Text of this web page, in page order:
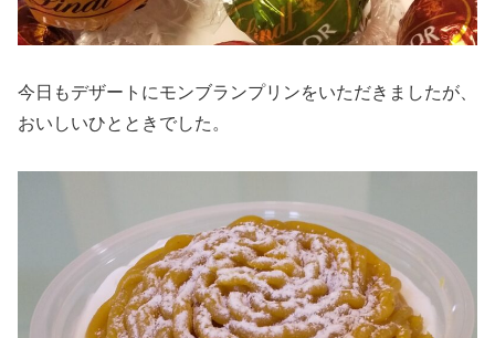
今日もデザートにモンブランプリンをいただきましたが、
おいしいひとときでした。